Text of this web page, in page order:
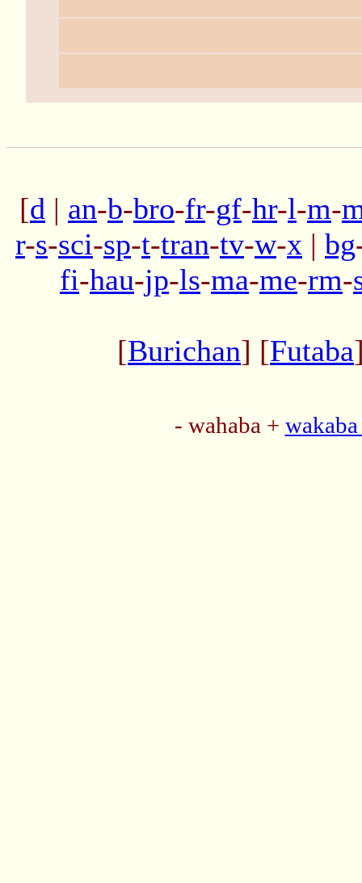
[d | an-b-bro-fr-gf-hr-l-m-
r-s-sci-sp-t-tran-tv-w-x | bg
fi-hau-jp-ls-ma-me-rm-
[Burichan] [Futaba
- wahaba +